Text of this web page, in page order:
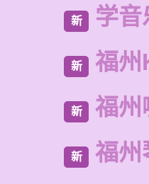
新 学音
新 福州
新 福州
新 福州